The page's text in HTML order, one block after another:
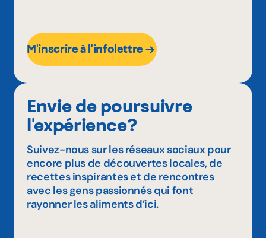
M'inscrire à l'infolettre
Envie de poursuivre
l'expérience?
Suivez-nous sur les réseaux sociaux pour
encore plus de découvertes locales, de
recettes inspirantes et de rencontres
avec les gens passionnés qui font
rayonner les aliments d’ici.